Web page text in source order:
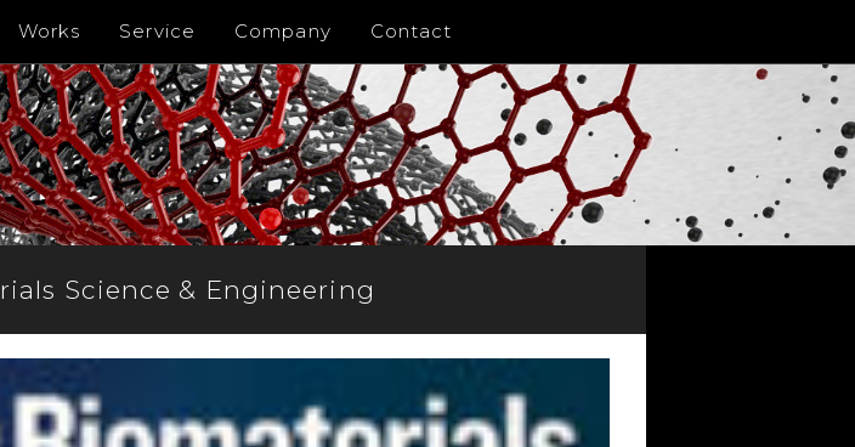
Works Service Company Contact
Science & Engineering